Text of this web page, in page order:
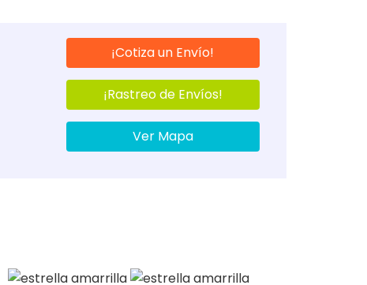
¡Cotiza un Envío!
¡Rastreo de Envíos!
Ver Mapa